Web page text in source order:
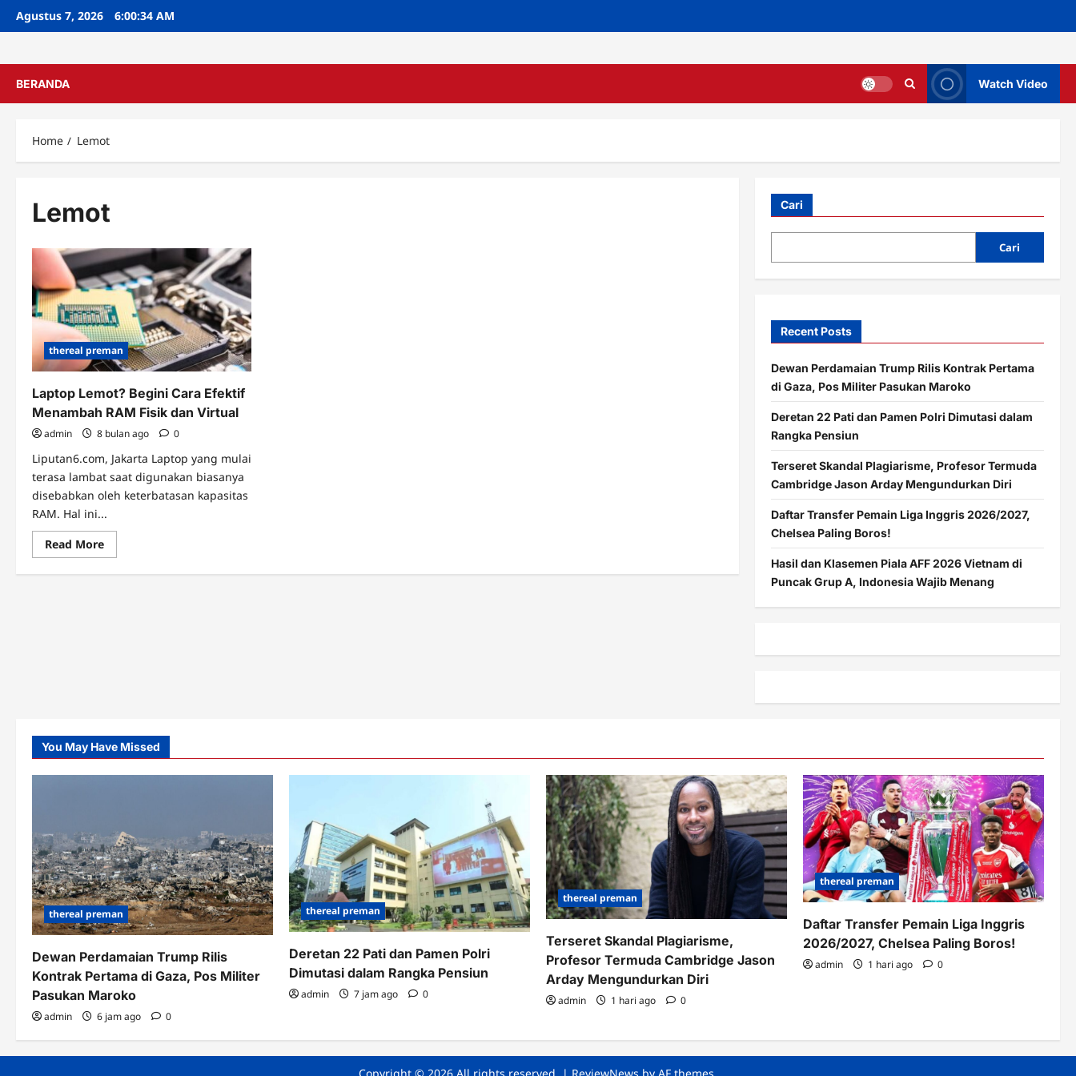
SkipAgustus 7, 2026 6:00:35 AM
BERANDA Watch Video
Home Lemot
Lemot
thereal preman
Laptop Lemot? Begini Cara Efektif
Menambah RAM Fisik dan Virtual
admin 8 bulan ago 0
Liputan6.com, Jakarta Laptop yang mulai
terasa lambat saat digunakan biasanya
disebabkan oleh keterbatasan kapasitas
RAM. Hal ini...
Read MoreRead
more
Laptop
Cari
Cari
Recent Posts
Dewan Perdamaian Trump Rilis Kontrak Pertama
di Gaza, Pos Militer Pasukan Maroko
Deretan 22 Pati dan Pamen Polri Dimutasi dalam
Rangka Pensiun
Terseret Skandal Plagiarisme, Profesor Termuda
Cambridge Jason Arday Mengundurkan Diri
Daftar Transfer Pemain Liga Inggris 2026/2027,
Chelsea Paling Boros!
Hasil dan Klasemen Piala AFF 2026 Vietnam di
Puncak Grup A, Indonesia Wajib Menang
You May Have Missed
thereal preman
Dewan Perdamaian Trump Rilis
Kontrak Pertama di Gaza, Pos Militer
Pasukan Maroko
admin 6 jam ago 0
thereal preman
Deretan 22 Pati dan Pamen Polri
Dimutasi dalam Rangka Pensiun
admin 7 jam ago 0
thereal preman
Terseret Skandal Plagiarisme,
Profesor Termuda Cambridge Jason
Arday Mengundurkan Diri
admin 1 hari ago 0
thereal preman
Daftar Transfer Pemain Liga Inggris
2026/2027, Chelsea Paling Boros!
admin 1 hari ago 0